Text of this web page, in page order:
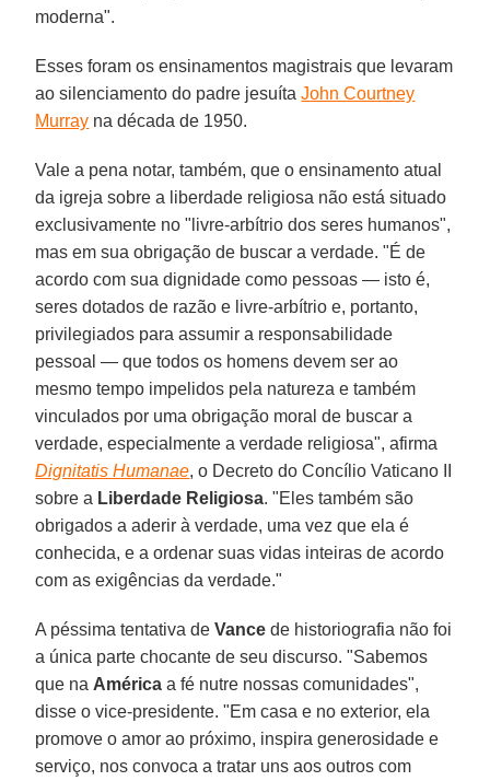
moderna".
Esses foram os ensinamentos magistrais que levaram
ao silenciamento do padre jesuítaJohn Courtney
Murray na década de 1950.
Vale a pena notar, também, que o ensinamento atual
da igreja sobre a liberdade religiosa não está situado
exclusivamente no "livre-arbítrio dos seres humanos",
mas em sua obrigação de buscar a verdade. "É de
acordo com sua dignidade como pessoas — isto é,
seres dotados de razão e livre-arbítrio e, portanto,
privilegiados para assumir a responsabilidade
pessoal — que todos os homens devem ser ao
mesmo tempo impelidos pela natureza e também
vinculados por uma obrigação moral de buscar a
verdade, especialmente a verdade religiosa", afirma
Dignitatis Humanae, o Decreto do Concílio Vaticano II
sobre a Liberdade Religiosa. "Eles também são
obrigados a aderir à verdade, uma vez que ela é
conhecida, e a ordenar suas vidas inteiras de acordo
com as exigências da verdade."
A péssima tentativa deVance de historiografia não foi
a única parte chocante de seu discurso. "Sabemos
que na América a fé nutre nossas comunidades",
disse o vice-presidente. "Em casa e no exterior, ela
promove o amor ao próximo, inspira generosidade e
serviço, nos convoca a tratar uns aos outros com